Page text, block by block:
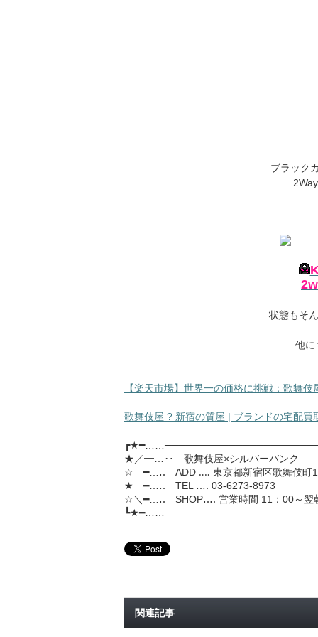
ブラック
状態もそ
他に
【楽天市場】世界一の価格に挑戦：歌舞
歌舞伎屋 ? 新宿の質屋 | ブランドの宅配買
★／━…‥ 歌舞伎屋×シルバーバンク
☆ ━…‥ ADD ‥‥ 東京都新宿区歌舞伎町1-
★ ━…‥ TEL ‥‥ 03-6273-8973
☆＼━…‥ SHOP‥‥ 営業時間 11：00～翌
関連記事